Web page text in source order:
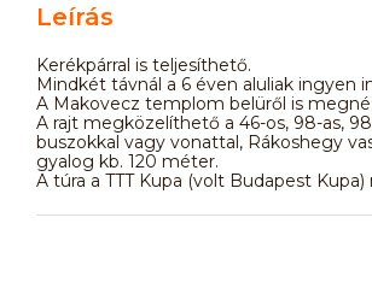
Leírás
Kerékpárral is teljesíthető.
Mindkét távnál a 6 éven aluliak ingyen
A Makovecz templom belüről is
A rajt megközelíthető a 46-os, 98-as,
buszokkal vagy vonattal, Rákoshegy
gyalog kb. 120 méter.
A túra a TTT Kupa (volt Budapest Kupa)